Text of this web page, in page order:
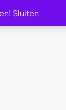
Sluiten